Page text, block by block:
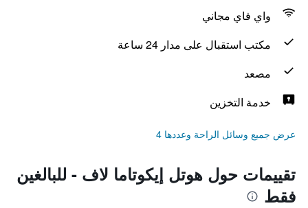
واي فاي مجاني
مكتب استقبال على مدار 24 ساعة
مصعد
خدمة التخزين
عرض جميع وسائل الراحة وعددها 4
تقييمات حول هوتل إيكوتاما لاف - للبالغين
فقط